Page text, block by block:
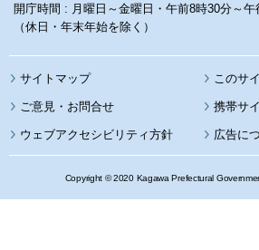
開庁時間 : 月曜日～金曜日・午前8時30分～午
（休日・年末年始を除く）
サイトマップ このサ
携帯サ
ウェブアクセシビリティ方針 広告に
Copyright © 2020 Kagawa Prefectural